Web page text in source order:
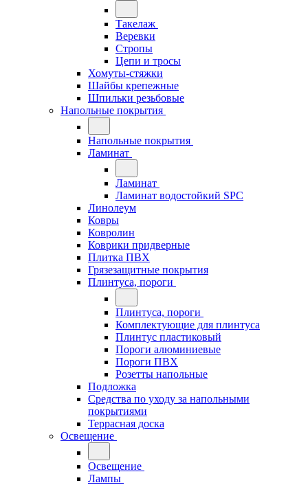
Такелаж
Веревки
Стропы
Цепи и тросы
Хомуты-стяжки
Шайбы крепежные
Шпильки резьбовые
Напольные покрытия
Напольные покрытия
Ламинат
Ламинат
Ламинат водостойкий SPC
Линолеум
Ковры
Ковролин
Коврики придверные
Плитка ПВХ
Грязезащитные покрытия
Плинтуса, пороги
Плинтуса, пороги
Комплектующие для плинтуса
Плинтус пластиковый
Пороги алюминиевые
Пороги ПВХ
Розетты напольные
Подложка
Средства по уходу за напольными
покрытиями
Террасная доска
Освещение
Освещение
Лампы